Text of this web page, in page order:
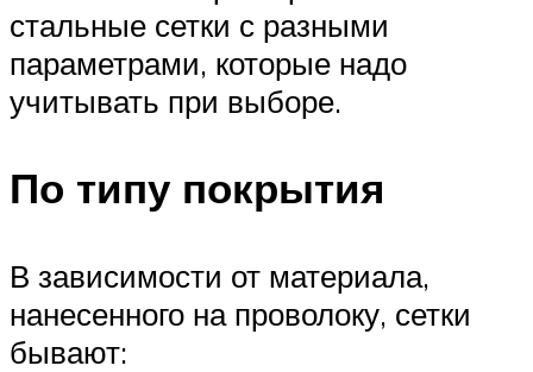
стальные сетки с разными
параметрами, которые надо
учитывать при выборе.
По типу покрытия
В зависимости от материала,
нанесенного на проволоку, сетки
бывают: